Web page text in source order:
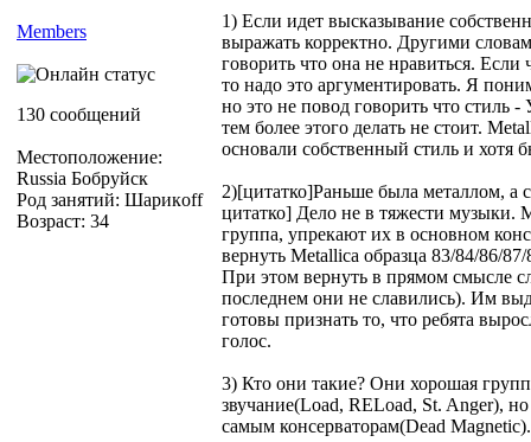
Members
130 сообщений
Местоположение:
Russia Бобруйск
Род занятий: Шарикoff
Возраст: 34
1) Если идет высказывание
выражать корректно. Другими
говорить что она не нравиться.
то надо это аргументировать. Я
но это не повод говорить что стиль
тем более этого делать не стоит.
основали собственный стиль и хотя
2)[цитатко]Раньше была металлом, а
цитатко] Дело не в тяжести музыки.
группа, упрекают их в основном
вернуть Metallica образца 83/84/86/
При этом вернуть в прямом смысле
последнем они не славились). Им
готовы признать то, что ребята
голос.
3) Кто они такие? Они хорошая
звучание(Load, RELoad, St. Anger),
самым консерваторам(Dead Magnetic).